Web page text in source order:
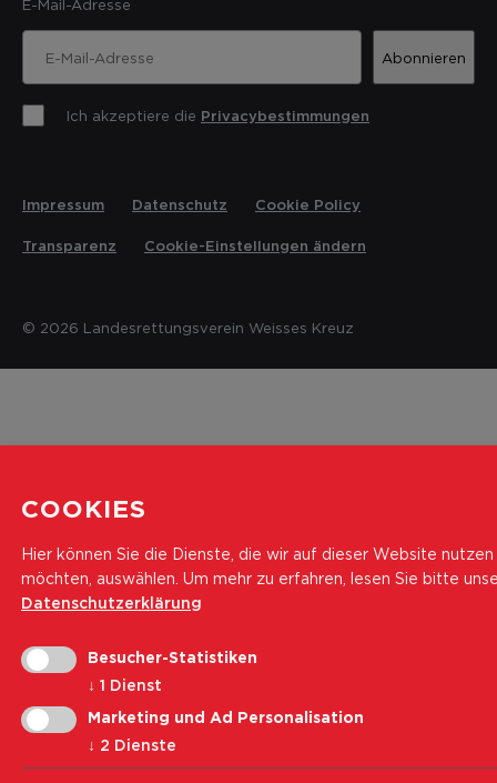
E-Mail-Adresse
Abonnieren
Ich akzeptiere die Privacybestimmungen
© 2026 Landesrettungsverein Weisses Kreuz
Impressum Datenschutz Cookie Policy
Transparenz Cookie-Einstellungen ändern
COOKIES
Hier können Sie die Dienste, die wir auf dieser Website nutzen
möchten, auswählen. Um mehr zu erfahren, lesen Sie bitte
Datenschutzerklärung
Besucher-Statistiken
↓ 1 Dienst
Marketing und Ad Personalisation
↓ 2 Dienste